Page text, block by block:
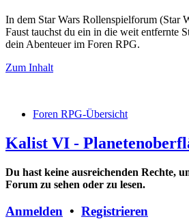
In dem Star Wars Rollenspielforum (Star
Faust tauchst du ein in die weit entfernte
dein Abenteuer im Foren RPG.
Zum Inhalt
Foren RPG-Übersicht
Kalist VI -
Du hast keine ausreichenden Rechte,
Forum zu sehen oder zu lesen.
Anmelden • Registrieren